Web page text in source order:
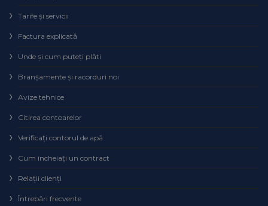
Tarife și servicii
Factura explicată
Unde și cum puteţi plăti
Branșamente și racorduri noi
Avize tehnice
Citirea contoarelor
Verificaţi contorul de apă
Cum încheiaţi un contract
Relaţii clienţi
Întrebări frecvente